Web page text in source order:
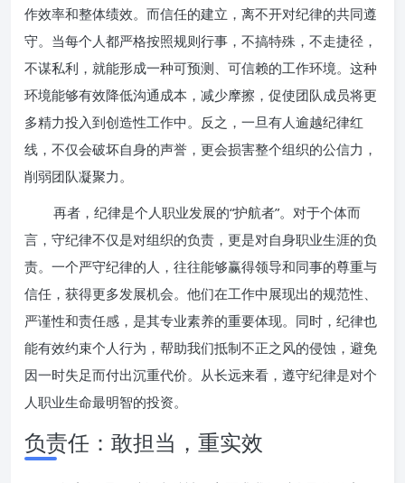
作效率和整体绩效。而信任的建立，离不开对纪律的共同遵
守。当每个人都严格按照规则行事，不搞特殊，不走捷径，
不谋私利，就能形成一种可预测、可信赖的工作环境。这种
环境能够有效降低沟通成本，减少摩擦，促使团队成员将更
多精力投入到创造性工作中。反之，一旦有人逾越纪律红
线，不仅会破坏自身的声誉，更会损害整个组织的公信力，
削弱团队凝聚力。
再者，纪律是个人职业发展的“护航者”。对于个体而
言，守纪律不仅是对组织的负责，更是对自身职业生涯的负
责。一个严守纪律的人，往往能够赢得领导和同事的尊重与
信任，获得更多发展机会。他们在工作中展现出的规范性、
严谨性和责任感，是其专业素养的重要体现。同时，纪律也
能有效约束个人行为，帮助我们抵制不正之风的侵蚀，避免
因一时失足而付出沉重代价。从长远来看，遵守纪律是对个
人职业生命最明智的投资。
负责任：敢担当，重实效